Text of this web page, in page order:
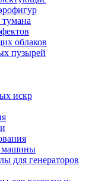
облаков
пузырей
искр
машины
для генераторов